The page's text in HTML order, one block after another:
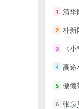
1 清华
2 朴新网校
3 《小
4 高途
5 傲德带你
6 张泉